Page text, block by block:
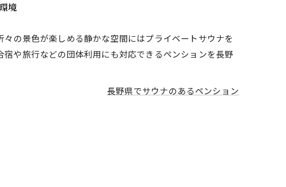
境
の景色が楽しめる静かな空間にはプライベートサウナを
や旅行などの団体利用にも対応できるペンションを長野
長野県でサウナのあるペンション